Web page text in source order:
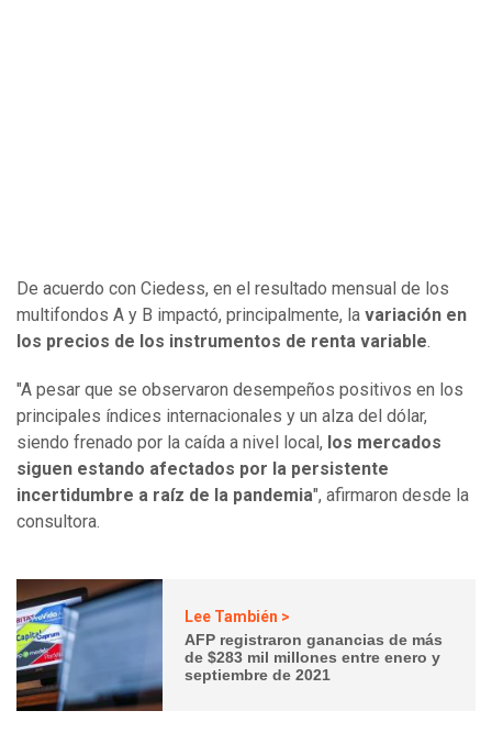
De acuerdo con Ciedess, en el resultado mensual de los
multifondos A y B impactó, principalmente, la variación en
los precios de los instrumentos de renta variable.
"A pesar que se observaron desempeños positivos en los
principales índices internacionales y un alza del dólar,
siendo frenado por la caída a nivel local, los mercados
siguen estando afectados por la persistente
incertidumbre a raíz de la pandemia", afirmaron desde la
consultora.
Lee También >
AFP registraron ganancias de más
de $283 mil millones entre enero y
septiembre de 2021